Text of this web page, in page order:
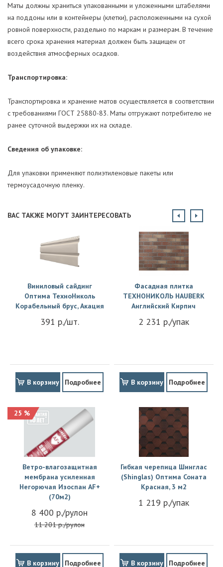
Маты должны храниться упакованными и уложенными штабелями
на поддоны или в контейнеры (клетки), расположенными на сухой
ровной поверхности, раздельно по маркам и размерам. В течение
всего срока хранения материал должен быть защищен от
воздействия атмосферных осадков.
Транспортировка:
Транспортировка и хранение матов осуществляется в соответствии
с требованиями ГОСТ 25880-83. Маты отгружают потребителю не
ранее суточной выдержки их на складе.
Сведения об упаковке:
Для упаковки применяют полиэтиленовые пакеты или
термоусадочную пленку.
ВАС ТАКЖЕ МОГУТ ЗАИНТЕРЕСОВАТЬ
Виниловый сайдинг
Оптима ТехноНиколь
Корабельный брус, Акация
391 р./шт.
В корзину Подробнее
Фасадная плитка
ТЕХНОНИКОЛЬ HAUBERK
Английский Кирпич
2 231 р./упак
В корзину Подробнее
25 %
Ветро-влагозащитная
мембрана усиленная
Негорючая Изоспан АF+
(70м2)
8 400 р./рулон
11 201 р./рулон
В корзину Подробнее
Гибкая черепица Шинглас
(Shinglas) Оптима Соната
Красная, 3 м2
1 219 р./упак
В корзину Подробнее